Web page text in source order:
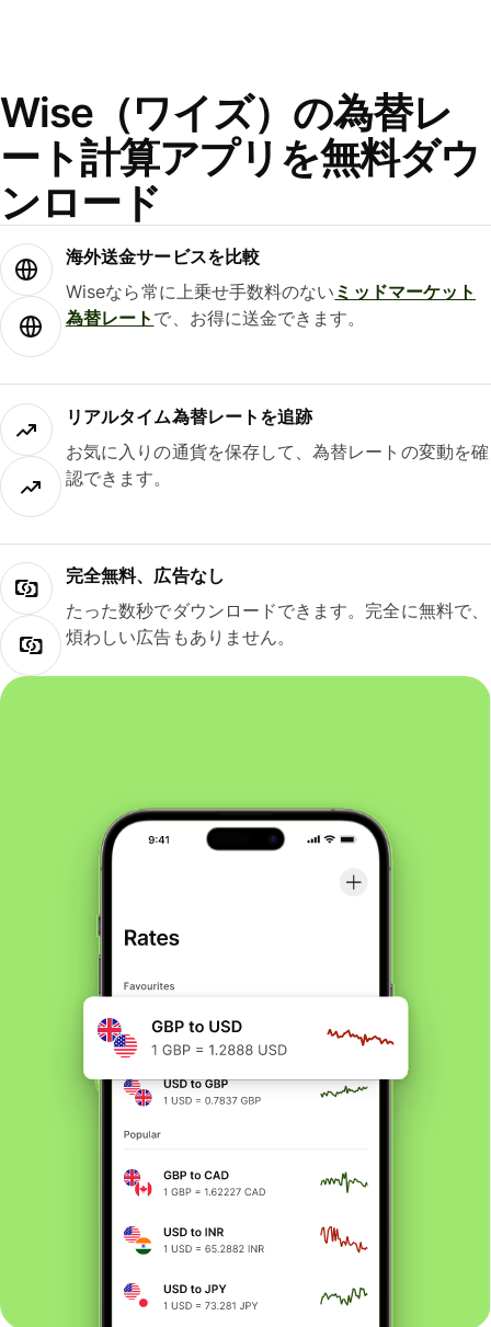
Wise（ワイズ）の為替レ
ート計算アプリを無料ダウ
ンロード
海外送金サービスを比較
Wiseなら常に上乗せ手数料のない ミッドマーケット
為替レート で、お得に送金できます。
リアルタイム為替レートを追跡
お気に入りの通貨を保存して、為替レートの変動を確
認できます。
完全無料、広告なし
たった数秒でダウンロードできます。完全に無料で、
煩わしい広告もありません。